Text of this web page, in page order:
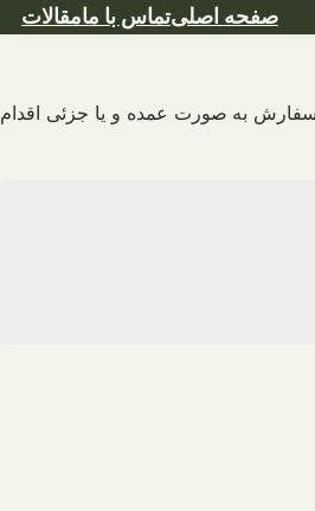
صفحه اصلیتماس با مامقالات
به صورت عمده و یا جزئی اقدام